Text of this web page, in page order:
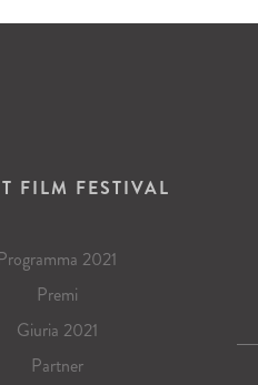
FILM FESTIVAL
Programma 2021
Premi
Giuria 2021
Partner